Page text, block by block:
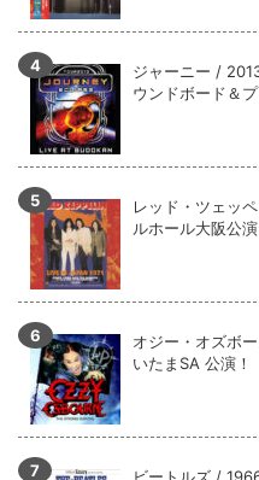
ジャーニー / 1979年5月8+9日
ジャーニー /
ウンドボード＆
レッド・ツェッ
ルホール大阪公演
オジー・オズボ
いたまSA 公演！
ビートルズ /